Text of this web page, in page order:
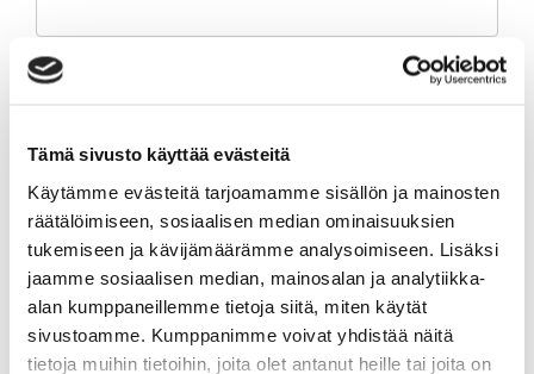
Tämä sivusto käyttää evästeitä
Käytämme evästeitä tarjoamamme sisällön ja mainosten
räätälöimiseen, sosiaalisen median ominaisuuksien
tukemiseen ja kävijämäärämme analysoimiseen. Lisäksi
jaamme sosiaalisen median, mainosalan ja analytiikka-
alan kumppaneillemme tietoja siitä, miten käytät
sivustoamme. Kumppanimme voivat yhdistää näitä
tietoja muihin tietoihin, joita olet antanut heille tai joita on
*Y-tunnus
*Laskutustapa
Olen lukenuttietosuojaselosteenja
hyväksyn henkilötietojeni käsittelyn
Lähetä